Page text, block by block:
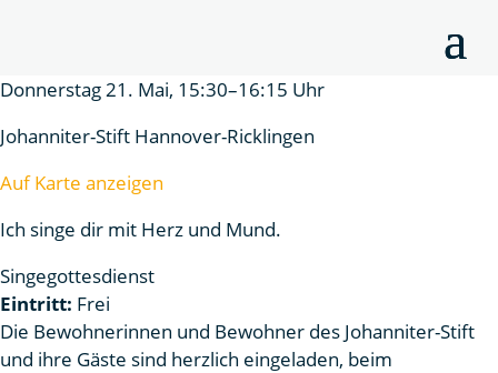
Donnerstag 21. Mai, 15:30–16:15 Uhr
Johanniter-Stift Hannover-Ricklingen
Auf Karte anzeigen
Ich singe dir mit Herz und Mund.
Singegottesdienst
Eintritt: Frei
Die Bewohnerinnen und Bewohner des Johanniter-Stift
und ihre Gäste sind herzlich eingeladen, beim